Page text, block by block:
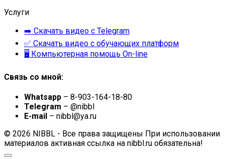
Услуги
➡️ Скачать видео с Telegram
✅ Скачать видео с обучающих платформ
🖥 Компьютерная помощь On-line
Связь со мной:
Whatsapp – 8-903-164-18-80
Telegram – @nibbl
E-mail – nibbl@ya.ru
© 2026 NIBBL - Все права защищены При использовании
материалов активная ссылка на nibbl.ru обязательна!